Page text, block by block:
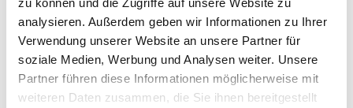
analysieren. Außerdem geben wir Informationen zu Ihrer
Verwendung unserer Website an unsere Partner für
soziale Medien, Werbung und Analysen weiter. Unsere
Partner führen diese Informationen möglicherweise mit
weiteren Daten zusammen, die Sie ihnen bereitgestellt
Das Bestattungshaus Fiebig hat es sich zur Aufgabe
gemacht, in jedem Trauerfall die Einzigartigkeit des
vorangegangenen Lebens zu sehen. Der Wille des
Verstorbenen, die Ideen und Wünsche der Hinterbliebenen
sind die Richtschnur unserer Arbeit. Damit die Angehörigen